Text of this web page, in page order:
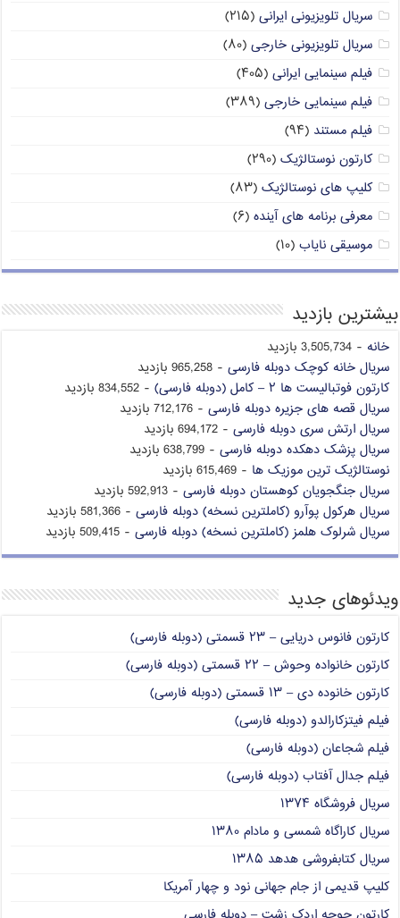
سریال تلویزیونی ایرانی (۲۱۵)
سریال تلویزیونی خارجی (۸۰)
فیلم سینمایی ایرانی (۴۰۵)
فیلم سینمایی خارجی (۳۸۹)
فیلم مستند (۹۴)
کارتون نوستالژیک (۲۹۰)
کلیپ های نوستالژیک (۸۳)
معرفی برنامه های آینده (۶)
موسیقی نایاب (۱۰)
بیشترین بازدید
خانه - 3,505,734 بازدید
سریال خانه کوچک دوبله فارسی - 965,258 بازدید
کارتون فوتبالیست ها ۲ – کامل (دوبله فارسی)
- 834,552 بازدید
سریال قصه های جزیره دوبله فارسی - 712,176 بازدید
سریال ارتش سری دوبله فارسی - 694,172 بازدید
سریال پزشک دهکده دوبله فارسی - 638,799 بازدید
نوستالژیک ترین موزیک ها - 615,469 بازدید
سریال جنگجویان کوهستان دوبله فارسی - 592,913 بازدید
سریال هرکول پوآرو (کاملترین نسخه) دوبله فارسی - 581,366 بازدید
سریال شرلوک هلمز (کاملترین نسخه) دوبله فارسی - 509,415 بازدید
ویدئوهای جدید
کارتون فانوس دریایی – ۲۳ قسمتی (دوبله فارسی)
کارتون خانواده وحوش – ۲۲ قسمتی (دوبله فارسی)
کارتون خانوده دی – ۱۳ قسمتی (دوبله فارسی)
فیلم فیتزکارالدو (دوبله فارسی)
فیلم شجاعان (دوبله فارسی)
فیلم جدال آفتاب (دوبله فارسی)
سریال فروشگاه ۱۳۷۴
سریال کاراگاه شمسی و مادام ۱۳۸۰
سریال کتابفروشی هدهد ۱۳۸۵
کلیپ قدیمی از جام جهانی نود و چهار آمریکا